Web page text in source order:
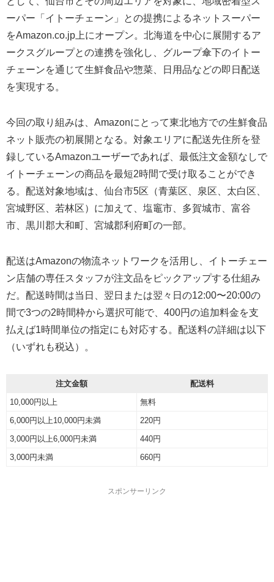
ーパー「イトーチェーン」との提携によるネットスーパー
をAmazon.co.jp上にオープン。北海道を中心に展開するア
ークスグループとの連携を強化し、グループ傘下のイトー
チェーンを通じて生鮮食品や惣菜、日用品などの即日配送
を実現する。
今回の取り組みは、Amazonにとって東北地方での生鮮食品
ネット販売の初展開となる。対象エリアに配送先住所を登
録しているAmazonユーザーであれば、最低注文金額なしで
イトーチェーンの商品を最短2時間で受け取ることができ
る。配送対象地域は、仙台市5区（青葉区、泉区、太白区、
宮城野区、若林区）に加えて、塩竈市、多賀城市、富谷
市、黒川郡大和町、宮城郡利府町の一部。
配送はAmazonの物流ネットワークを活用し、イトーチェー
ン店舗の専任スタッフが注文品をピックアップする仕組み
だ。配送時間は当日、翌日または翌々日の12:00〜20:00の
間で3つの2時間枠から選択可能で、400円の追加料金を支
払えば1時間単位の指定にも対応する。配送料の詳細は以下
（いずれも税込）。
注文金額
配送料
10,000円以上
無料
6,000円以上10,000円未満
220円
3,000円以上6,000円未満
440円
3,000円未満
660円
スポンサーリンク